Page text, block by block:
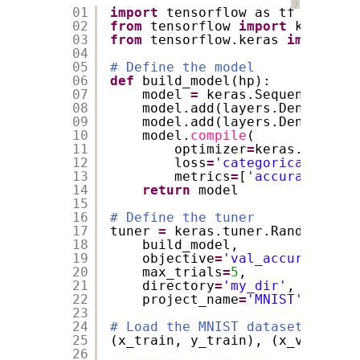
？
01
02
03
04
05
06
07
08
09
10
11
12
13
14
15
16
17
18
19
20
21
22
23
24
25
26
import
tensorflow as tf
from
tensorflow import
keras
from
tensorflow.keras import
# Define the model
def
build_model(hp):
model =
keras.Sequential()
model.add(layers.Dense(
model. compile (
optimizer=
loss=
metrics= [ 'accuracy'
return model
# Define the tuner
tuner =
build_model,
objective= 'val_accuracy'
max_trials=5 ,
directory= 'my_dir' ,
project_name= 'MNIST'
# Load the MNIST dataset
(x_train, y_train), (x_val,